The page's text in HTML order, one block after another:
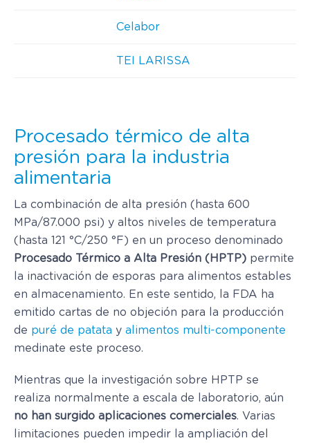
Celabor
TEI LARISSA
Procesado térmico de alta
presión para la industria
alimentaria
La combinación de alta presión (hasta 600
MPa/87.000 psi) y altos niveles de temperatura
(hasta 121 °C/250 °F) en un proceso denominado
Procesado Térmico a Alta Presión (HPTP) permite
la inactivación de esporas para alimentos estables
en almacenamiento. En este sentido, la FDA ha
emitido cartas de no objeción para la producción
de puré de patata y alimentos multi-componente
medinate este proceso.
Mientras que la investigación sobre HPTP se
realiza normalmente a escala de laboratorio, aún
no han surgido aplicaciones comerciales. Varias
limitaciones pueden impedir la ampliación del